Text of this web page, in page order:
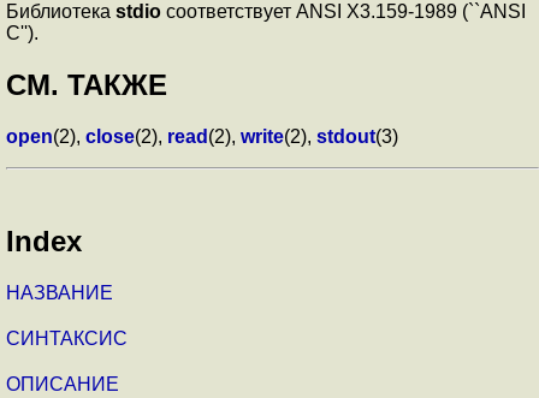
Библиотека stdio соответствует ANSI X3.159-1989 (``ANSI
C'').
СМ. ТАКЖЕ
open(2), close(2), read (2), write(2), stdout(3)
Index
НАЗВАНИЕ
СИНТАКСИС
ОПИСАНИЕ